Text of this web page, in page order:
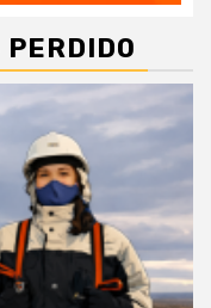
PERDIDO